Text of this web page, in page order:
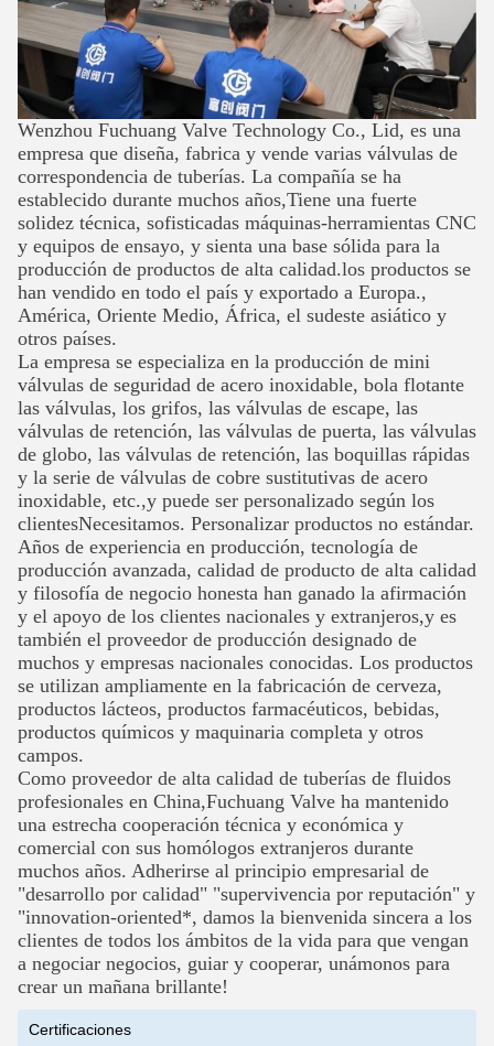
Wenzhou Fuchuang Valve Technology Co., Lid, es una
empresa que diseña, fabrica y vende varias válvulas de
correspondencia de tuberías. La compañía se ha
establecido durante muchos años,Tiene una fuerte
solidez técnica, sofisticadas máquinas-herramientas CNC
y equipos de ensayo, y sienta una base sólida para la
producción de productos de alta calidad.los productos se
han vendido en todo el país y exportado a Europa.,
América, Oriente Medio, África, el sudeste asiático y
otros países.
La empresa se especializa en la producción de mini
válvulas de seguridad de acero inoxidable, bola flotante
las válvulas, los grifos, las válvulas de escape, las
válvulas de retención, las válvulas de puerta, las válvulas
de globo, las válvulas de retención, las boquillas rápidas
y la serie de válvulas de cobre sustitutivas de acero
inoxidable, etc.,y puede ser personalizado según los
clientesNecesitamos. Personalizar productos no estándar.
Años de experiencia en producción, tecnología de
producción avanzada, calidad de producto de alta calidad
y filosofía de negocio honesta han ganado la afirmación
y el apoyo de los clientes nacionales y extranjeros,y es
también el proveedor de producción designado de
muchos y empresas nacionales conocidas. Los productos
se utilizan ampliamente en la fabricación de cerveza,
productos lácteos, productos farmacéuticos, bebidas,
productos químicos y maquinaria completa y otros
campos.
Como proveedor de alta calidad de tuberías de fluidos
profesionales en China,Fuchuang Valve ha mantenido
una estrecha cooperación técnica y económica y
comercial con sus homólogos extranjeros durante
muchos años. Adherirse al principio empresarial de
"desarrollo por calidad" "supervivencia por reputación" y
"innovation-oriented*, damos la bienvenida sincera a los
clientes de todos los ámbitos de la vida para que vengan
a negociar negocios, guiar y cooperar, unámonos para
crear un mañana brillante!
Certificaciones